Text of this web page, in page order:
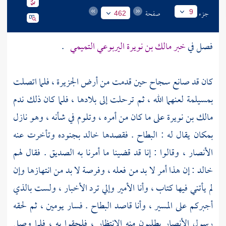
جزء 9 صفحة 462
فصل فيخبرمالك بن نويرة اليربوعي التميمي .
كان قد صانعسجاححين قدمت من أرض الجزيرة ، فلما اتصلت
بمسيلمة لعنهما الله ، ثم ترحلت إلى بلادها ، فلما كان ذلك ندم
مالك بن نويرةعلى ما كان من أمره ، وتلوم في شأنه ، وهو نازل
بمكان يقال له : البطاح . فقصدها خالدبجنوده وتأخرت عنه
الأنصار ، وقالوا : إنا قد قضينا ما أمرنا به الصديق. فقال لهم
خالد: إن هذا أمر لا بد من فعله ، وفرصة لا بد من انتهازها وإن
لم يأتني فيها كتاب ، وأنا الأمير وإلي ترد الأخبار ، ولست بالذي
أجبركم على المسير ، وأنا قاصد البطاح . فسار يومين ، ثم لحقه